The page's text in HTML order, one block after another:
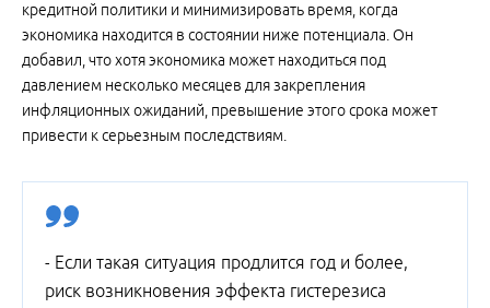
кредитной политики и минимизировать время, когда
экономика находится в состоянии ниже потенциала. Он
добавил, что хотя экономика может находиться под
давлением несколько месяцев для закрепления
инфляционных ожиданий, превышение этого срока может
привести к серьезным последствиям.
- Если такая ситуация продлится год и более,
риск возникновения эффекта гистерезиса